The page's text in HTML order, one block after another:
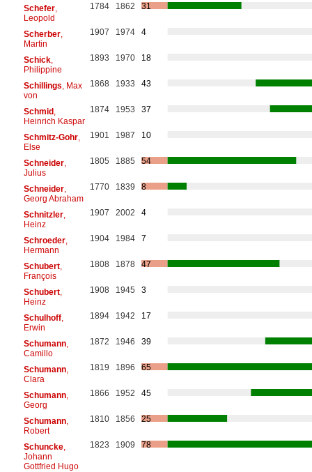
Schefer,
Leopold
1784 1862 31
Scherber,
Martin
1907 1974 4
Schick,
Philippine
1893 1970 18
Schillings , Max
von
1868 1933 43
Schmid,
Heinrich Kaspar
1874 1953 37
Schmitz-Gohr,
Else
1901 1987 10
Schneider,
Julius
1805 1885 54
Schneider,
Georg Abraham
1770 1839 8
Schnitzler,
Heinz
1907 2002 4
Schroeder,
Hermann
1904 1984 7
Schubert,
François
1808 1878 47
Schubert,
Heinz
1908 1945 3
Schulhoff,
Erwin
1894 1942 17
Schumann,
Camillo
1872 1946 39
Schumann,
Clara
1819 1896 65
Schumann,
Georg
1866 1952 45
Schumann,
Robert
1810 1856 25
Schuncke,
Johann
Gottfried Hugo
1823 1909 78